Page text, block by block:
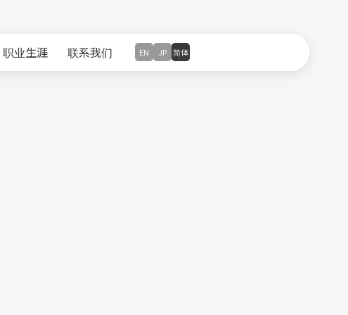
职业生涯 联系我们 EN JP 简体